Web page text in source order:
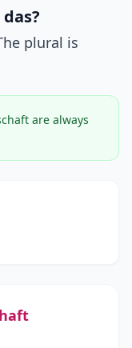
plural is
are always